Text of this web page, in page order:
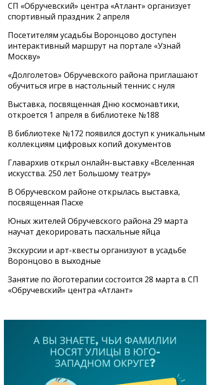
СП «Обручевский» центра «Атлант» организует
спортивный праздник 2 апреля
Посетителям усадьбы Воронцово доступен
интерактивный маршрут на портале «Узнай
Москву»
«Долголетов» Обручевского района приглашают
обучиться игре в настольный теннис с нуля
Выставка, посвященная Дню космонавтики,
откроется 1 апреля в библиотеке №188
В библиотеке №172 появился доступ к уникальным
коллекциям цифровых копий документов
Главархив открыл онлайн-выставку «Вселенная
искусства. 250 лет Большому театру»
В Обручевском районе открылась выставка,
посвященная Пасхе
Юных жителей Обручевского района 29 марта
научат декорировать пасхальные яйца
Экскурсии и арт-квесты организуют в усадьбе
Воронцово в выходные
Занятие по йоготерапии состоится 28 марта в СП
«Обручевский» центра «Атлант»